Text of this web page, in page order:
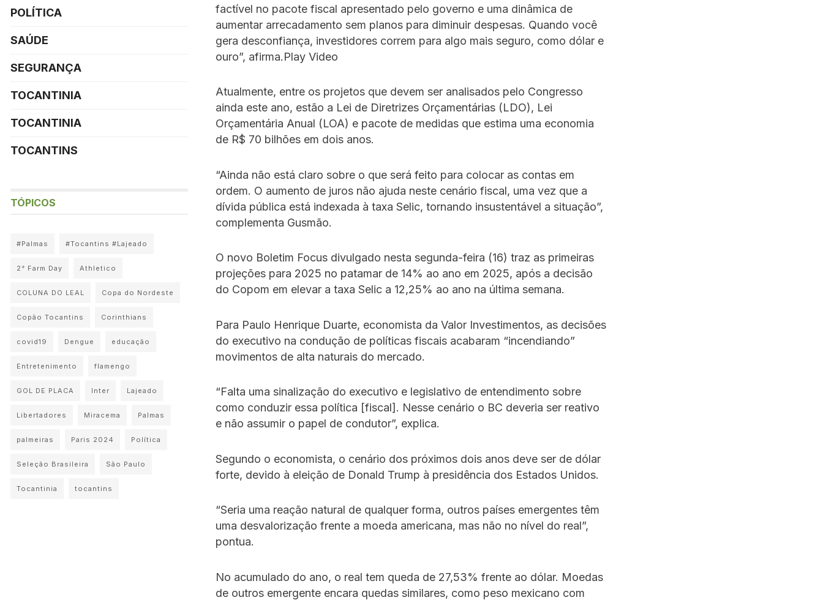
factível no pacote fiscal apresentado pelo governo e uma dinâmica de
aumentar arrecadamento sem planos para diminuir despesas. Quando você
gera desconfiança, investidores correm para algo mais seguro, como dólar e
ouro”, afirma.Play Video
Atualmente, entre os projetos que devem ser analisados pelo Congresso
ainda este ano, estão a Lei de Diretrizes Orçamentárias (LDO), Lei
Orçamentária Anual (LOA) e pacote de medidas que estima uma economia
de R$ 70 bilhões em dois anos.
“Ainda não está claro sobre o que será feito para colocar as contas em
ordem. O aumento de juros não ajuda neste cenário fiscal, uma vez que a
dívida pública está indexada à taxa Selic, tornando insustentável a situação”,
complementa Gusmão.
O novo Boletim Focus divulgado nesta segunda-feira (16) traz as primeiras
projeções para 2025 no patamar de 14% ao ano em 2025, após a decisão
do Copom em elevar a taxa Selic a 12,25% ao ano na última semana.
Para Paulo Henrique Duarte, economista da Valor Investimentos, as decisões
do executivo na condução de políticas fiscais acabaram “incendiando”
movimentos de alta naturais do mercado.
“Falta uma sinalização do executivo e legislativo de entendimento sobre
como conduzir essa política [fiscal]. Nesse cenário o BC deveria ser reativo
e não assumir o papel de condutor”, explica.
Segundo o economista, o cenário dos próximos dois anos deve ser de dólar
forte, devido à eleição de Donald Trump à presidência dos Estados Unidos.
“Seria uma reação natural de qualquer forma, outros países emergentes têm
uma desvalorização frente a moeda americana, mas não no nível do real”,
pontua.
No acumulado do ano, o real tem queda de 27,53% frente ao dólar. Moedas
de outros emergente encara quedas similares, como peso mexicano com
POLÍTICA
SAÚDE
SEGURANÇA
TOCANTINIA
TOCANTINIA
TOCANTINS
TÓPICOS
#Palmas #Tocantins #Lajeado
2° Farm Day Athletico
COLUNA DO LEAL Copa do Nordeste
Copão Tocantins Corinthians
covid19 Dengue educação
Entretenimento flamengo
GOL DE PLACA Inter Lajeado
Libertadores Miracema Palmas
palmeiras Paris 2024 Política
Seleção Brasileira São Paulo
Tocantinia tocantins